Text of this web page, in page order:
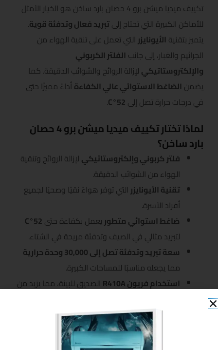
تكييف ميديا ميشن برو 4 حصان بارد ساخن هو الخيار الأمثل
للأماكن الكبيرة التي تحتاج إلىتبريد فعال وتدفئة قوية.
يتميز بتقنية الأيونايزر التي تعمل على تنقية الهواء من
الجراثيم والغبار، إلى جانب الفلتر الكربوني
والإلكتروستاتيكي لإزالة الروائح والشوائب الدقيقة. كما
يضمن الضاغط الاستوائي عالي الكفاءة أداءً مميزًا حتى
في درجات حرارة تصل إلى 52°C
.
لماذا تختار تكييف ميديا ميشن برو 4 حصان
بارد ساخن؟
فلتر كربوني وإلكتروستاتيكي لإزالة الروائح وتنقية
الهواء من الشوائب الدقيقة.
تقنية الأيونايزر التي توفر هواءً نقيًا وصحيًا لجميع
أفراد الأسرة.
ضاغط استوائي متطور يعمل بكفاءة حتى 52°C
لتبريد مثالي في الصيف وتدفئة مريحة في الشتاء.
سعة تبريد وتدفئة تصل إلى 30,000 وحدة حرارية
مما يجعله مناسبًا للمساحات الكبيرة.
استخدام فريون R410A
الصديق للبيئة، مما يزيد من
ريش ذهبية للألمنيومفي الملفات الداخلية
والخارجية لتعزيز الأداء وإطالة عمر الجهاز.
نظام تدفق الهواء ثلاثي الأبعاد (3D Air-Flow)